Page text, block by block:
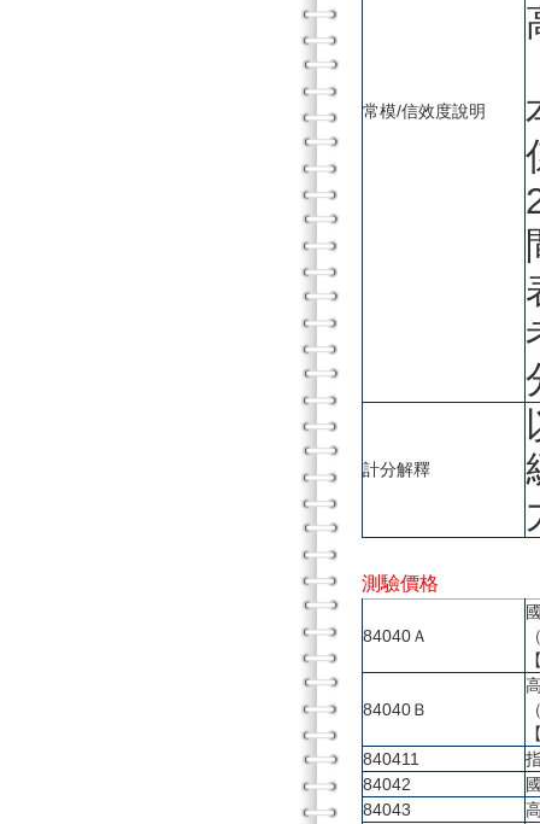
常模/信效度說明
計分解釋
測驗價格
84040Ａ
84040Ｂ
840411
84042
84043